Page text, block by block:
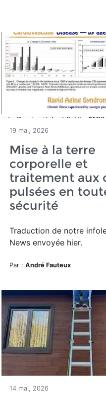
19 mai, 2026
Mise à la terre
corporelle et
traitement aux
pulsées en
sécurité
Traduction de notre
News envoyée hier.
Par : André Fauteux
14 mai, 2026